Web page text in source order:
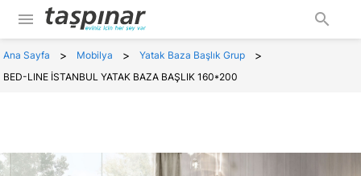
menu search
Ana Sayfa > Mobilya > Yatak Baza Başlık Grup >
BED-LINE İSTANBUL YATAK BAZA BAŞLIK 160*200